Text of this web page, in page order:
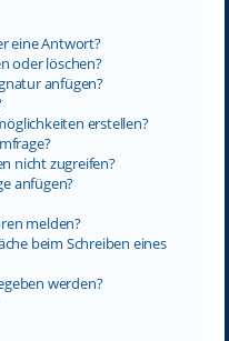
eine Antwort?
oder löschen?
anfügen?
erstellen?
nicht zugreifen?
anfügen?
melden?
beim Schreiben eines
werden?